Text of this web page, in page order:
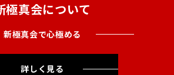
極真会について
新極真会で心極める
詳しく見る